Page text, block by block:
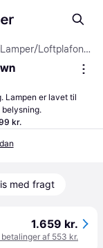
Lamper/ Loftplafonder
Lampen er lavet til
belysning.
kr.
med fragt
1.659 kr.
betalinger af 553 kr.